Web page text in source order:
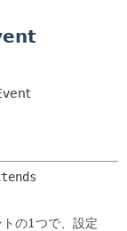
の1つで、設定